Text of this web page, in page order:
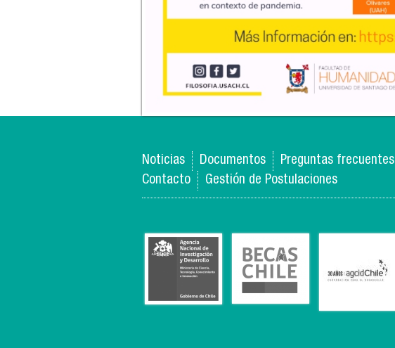
Noticias Documentos Preguntas frecuentes
Contacto
Gestión de Postulaciones